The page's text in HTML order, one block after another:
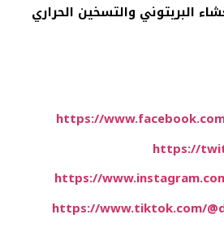
البريتوني والتسخين الحراري
https://
https://
https://
https://www.tiktok.com/